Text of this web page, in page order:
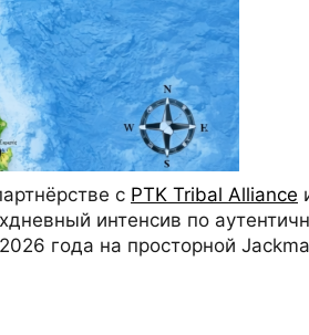
с PTK Tribal Alliance
интенсив по
года на просторной